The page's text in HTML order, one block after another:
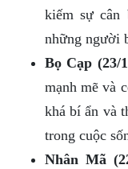
kiếm sự cân
những người
Bọ Cạp (23/
mạnh mẽ và
khá bí ẩn và
trong cuộc
Nhân Mã